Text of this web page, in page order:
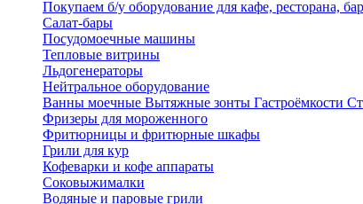
Покупаем б/у оборудование для кафе, ресторана,
Салат-бары
Посудомоечные машины
Тепловые витрины
Льдогенераторы
Нейтральное оборудование
Ванны моечные Вытяжные зонты Гастроёмкости
Фризеры для мороженного
Фритюрницы и фритюрные шкафы
Грили для кур
Кофеварки и кофе аппараты
Соковыжималки
Водяные и паровые грили